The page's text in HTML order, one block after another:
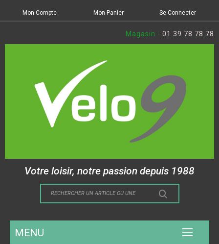
Mon Compte Mon Panier Se Connecter
Magasin - 01 39 78 78 78
Votre loisir, notre passion depuis 1988
MENU